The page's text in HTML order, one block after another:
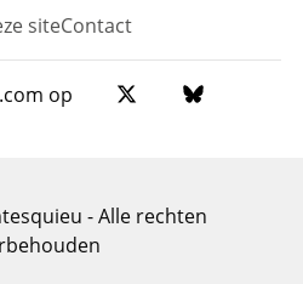
siteContact
op
- Alle rechten